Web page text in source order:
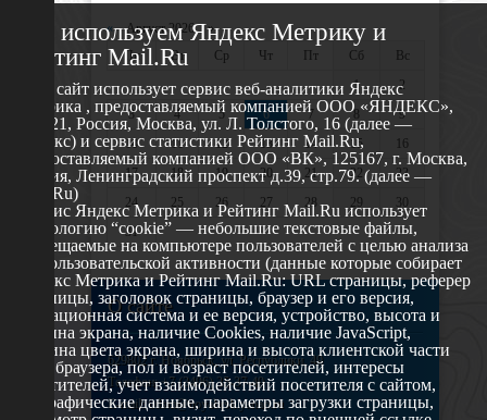
«Август 2026 »
Пн
Вт Ср Чт Пт Сб
Вс
1
2
3
4 5 6 7 8
9
10
11 12 13 14 15
16
17
18 19 20 21 22
23
24
25 26 27 28 29
30
31
О сайте
629802 г. Ноябрьск, ул. Республики, 49
Телефон: +7 (3496) 35-37-49
E-mail: udsm@noyabrsk.yanao.ru
Мы используем Яндекс Метрику и
Рейтинг Mail.Ru
Этот сайт использует сервис веб-аналитики Яндекс
Метрика , предоставляемый компанией ООО «ЯНДЕКС»,
119021, Россия, Москва, ул. Л. Толстого, 16 (далее —
Яндекс) и сервис статистики Рейтинг Mail.Ru,
предоставляемый компанией ООО «ВК», 125167, г. Москва,
Россия, Ленинградский проспект д.39, стр.79. (далее —
Mail.Ru)
Сервис Яндекс Метрика и Рейтинг Mail.Ru использует
технологию “cookie” — небольшие текстовые файлы,
размещаемые на компьютере пользователей с целью анализа
их пользовательской активности (данные которые собирает
Яндекс Метрика и Рейтинг Mail.Ru: URL страницы, реферер
страницы, заголовок страницы, браузер и его версия,
операционная система и ее версия, устройство, высота и
ширина экрана, наличие Cookies, наличие JavaScript,
глубина цвета экрана, ширина и высота клиентской части
окна браузера, пол и возраст посетителей, интересы
посетителей, учет взаимодействий посетителя с сайтом,
географические данные, параметры загрузки страницы,